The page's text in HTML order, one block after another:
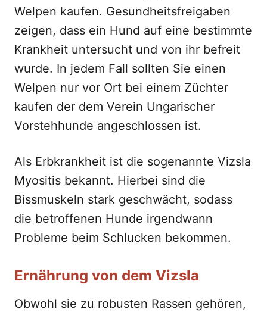
Welpen kaufen. Gesundheitsfreigaben
zeigen, dass ein Hund auf eine bestimmte
Krankheit untersucht und von ihr befreit
wurde. In jedem Fall sollten Sie einen
Welpen nur vor Ort bei einem Züchter
kaufen der dem Verein Ungarischer
Vorstehhunde angeschlossen ist.
Als Erbkrankheit ist die sogenannte Vizsla
Myositis bekannt. Hierbei sind die
Bissmuskeln stark geschwächt, sodass
die betroffenen Hunde irgendwann
Probleme beim Schlucken bekommen.
Ernährung von dem Vizsla
Obwohl sie zu robusten Rassen gehören,